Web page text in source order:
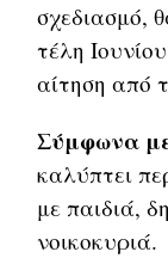
σχεδιασμό,
τέλη
αίτηση από
Σύμφωνα με
καλύπτει
με παιδιά,
νοικοκυριά.